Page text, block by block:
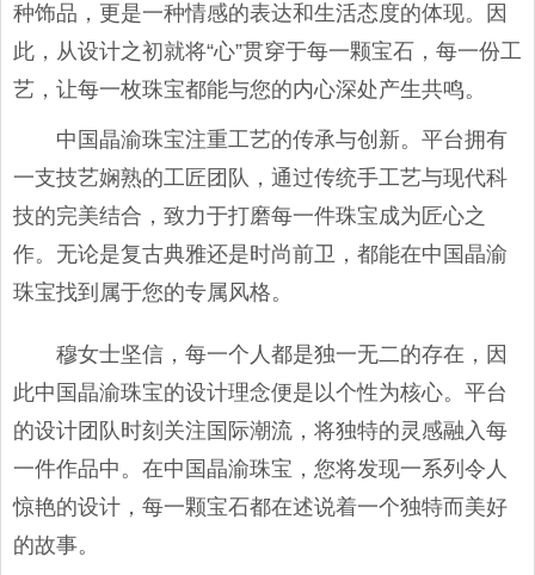
种饰品，更是一种情感的表达和生活态度的体现。因
此，从设计之初就将“心”贯穿于每一颗宝石，每一份工
艺，让每一枚珠宝都能与您的内心深处产生共鸣。
中国晶渝珠宝注重工艺的传承与创新。平台拥有
一支技艺娴熟的工匠团队，通过传统手工艺与现代科
技的完美结合，致力于打磨每一件珠宝成为匠心之
作。无论是复古典雅还是时尚前卫，都能在中国晶渝
珠宝找到属于您的专属风格。
穆女士坚信，每一个人都是独一无二的存在，因
此中国晶渝珠宝的设计理念便是以个性为核心。平台
的设计团队时刻关注国际潮流，将独特的灵感融入每
一件作品中。在中国晶渝珠宝，您将发现一系列令人
惊艳的设计，每一颗宝石都在述说着一个独特而美好
的故事。